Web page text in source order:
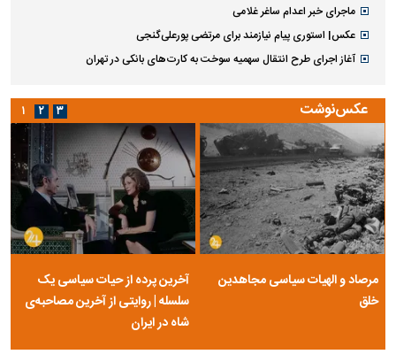
ماجرای خبر اعدام ساغر غلامی
عکس| استوری پیام نیازمند برای مرتضی پورعلی‌گنجی
آغاز اجرای طرح انتقال سهمیه سوخت به کارت‌های بانکی در تهران
عکس‌نوشت
مرصاد و الهیات سیاسی مجاهدین
خلق
آخرین پرده از حیات سیاسی یک
سلسله | روایتی از آخرین مصاحبه‌ی
شاه در ایران
۱ ۲ ۳